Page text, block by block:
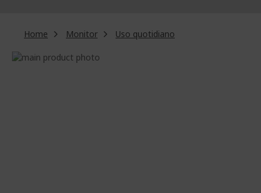
Home Monitor
Uso quotidiano
Vai